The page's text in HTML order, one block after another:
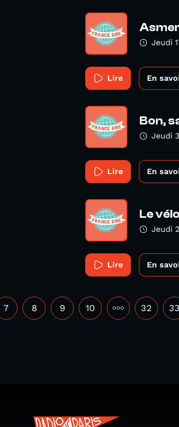
Jeudi
Lire En
Bon,
Jeudi
Lire En
Le
Jeudi
Lire En
7 8 9 10 ••• 32 33